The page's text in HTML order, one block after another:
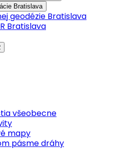
Bratislava
geodézie Bratislava
Bratislava
všeobecne
mapy
pásme dráhy